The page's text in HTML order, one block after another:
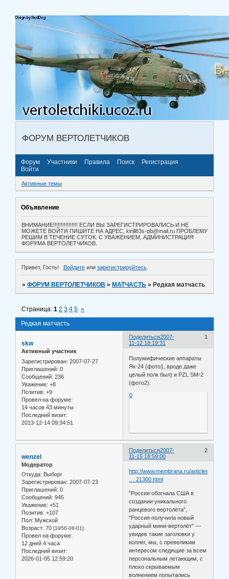
ФОРУМ ВЕРТОЛЕТЧИКОВ
Форум Участники Правила Поиск
Регистрация
Войти
Активные темы
Объявление
ВНИМАНИЕ!!!!!!!!!!!!!!!! ЕСЛИ ВЫ ЗАРЕГИСТРИРОВАЛИСЬ И НЕ
МОЖЕТЕ ВОЙТИ ПИШИТЕ НА АДРЕС, kirill83s-pb@mail.ru ПРОБЛЕМУ
РЕШИМ В ТЕЧЕНИЕ СУТОК. С УВАЖЕНИЕМ, АДМИНИСТРАЦИЯ
ФОРУМА ВЕРТОЛЕТЧИКОВ.
Привет, Гость! Войдитеили зарегистрируйтесь.
»ФОРУМ ВЕРТОЛЕТЧИКОВ » МАТЧАСТЬ » Редкая матчасть
Редкая матчасть
Страница:1 2 3 4 5 »
Поделиться 1
2007-
11-12 18:19:31
skw
Активный участник
Зарегистрирован: 2007-07-27
Приглашений: 0
Сообщений: 236
Уважение: +8
Позитив: +9
Провел на форуме:
14 часов 43 минуты
Последний визит:
2013-12-14 09:34:51
Полумифические аппараты
Як-24 (фото1, вроде даже
целый полк был) и PZL SM-2
(фото2):
0
Поделиться 2
2007-
11-15 18:59:00
wenzel
Модератор
Откуда: Выборг
Зарегистрирован: 2007-07-23
Приглашений: 0
Сообщений: 945
Уважение: +51
Позитив: +107
Пол: Мужской
Возраст: 70 [1956-08-01]
Провел на форуме:
12 дней 4 часа
Последний визит:
2026-01-05 12:59:20
http://www.membrana.ru/articles/technic
… 21300.html
"Россия обогнала США в
создании уникального
ранцевого вертолёта",
"Россия получила новый
ударный мини-вертолёт" —
увидев такие заголовки у
коллег, мы, с превеликим
интересом следящие за всем
персональным летающим, с
плохо скрываемым
волнением попытались